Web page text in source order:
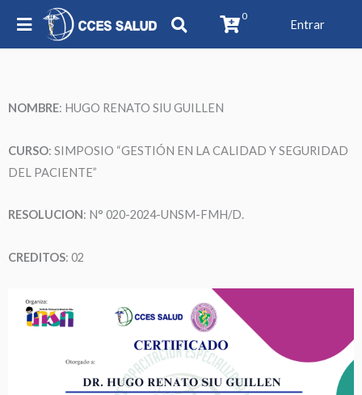
0
Entrar
NOMBRE: HUGO RENATO SIU GUILLEN
CURSO: SIMPOSIO “GESTIÓN EN LA CALIDAD Y SEGURIDAD
DEL PACIENTE”
RESOLUCION: N° 020-2024-UNSM-FMH/D.
CREDITOS: 02